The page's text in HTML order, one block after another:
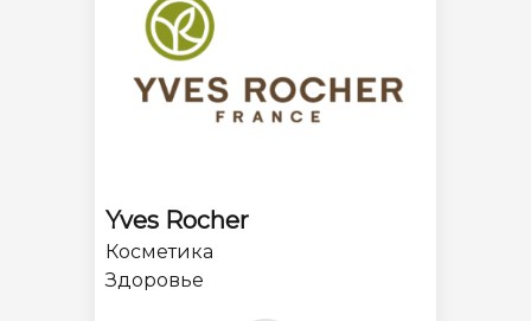
Yves Rocher
Косметика
Здоровье